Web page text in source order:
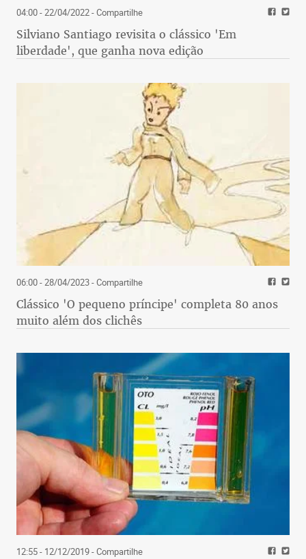
04:00 - 22/04/2022- Compartilhe
Silviano Santiago revisita o clássico 'Em
liberdade', que ganha nova edição
06:00 - 28/04/2023- Compartilhe
Clássico 'O pequeno príncipe' completa 80 anos
muito além dos clichês
12:55 - 12/12/2019- Compartilhe